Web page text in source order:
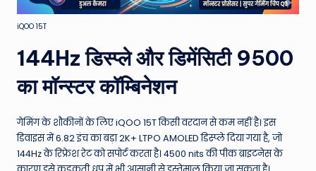
iQOO 15T
144Hz डिस्प्ले और डिमेंसिटी 9500
का मॉन्स्टर कॉम्बिनेशन
गेमिंग के शौकीनों के लिए iQOO 15T किसी वरदान से कम नहीं है। इस
डिवाइस में 6.82 इंच का बड़ा 2K+ LTPO AMOLED डिस्प्ले दिया गया है, जो
144Hz के रिफ्रेश रेट को सपोर्ट करता है। 4500 nits की पीक ब्राइटनेस के